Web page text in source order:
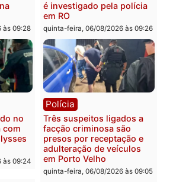
às 20:51
que pode levar à perda
mandato da prefeita de
Pimenta Bueno
quinta-feira, 06/08/2026 às
e
Polícia
Jovem é encontrado
na Rua dos Cravos e
é investigado pela
em RO